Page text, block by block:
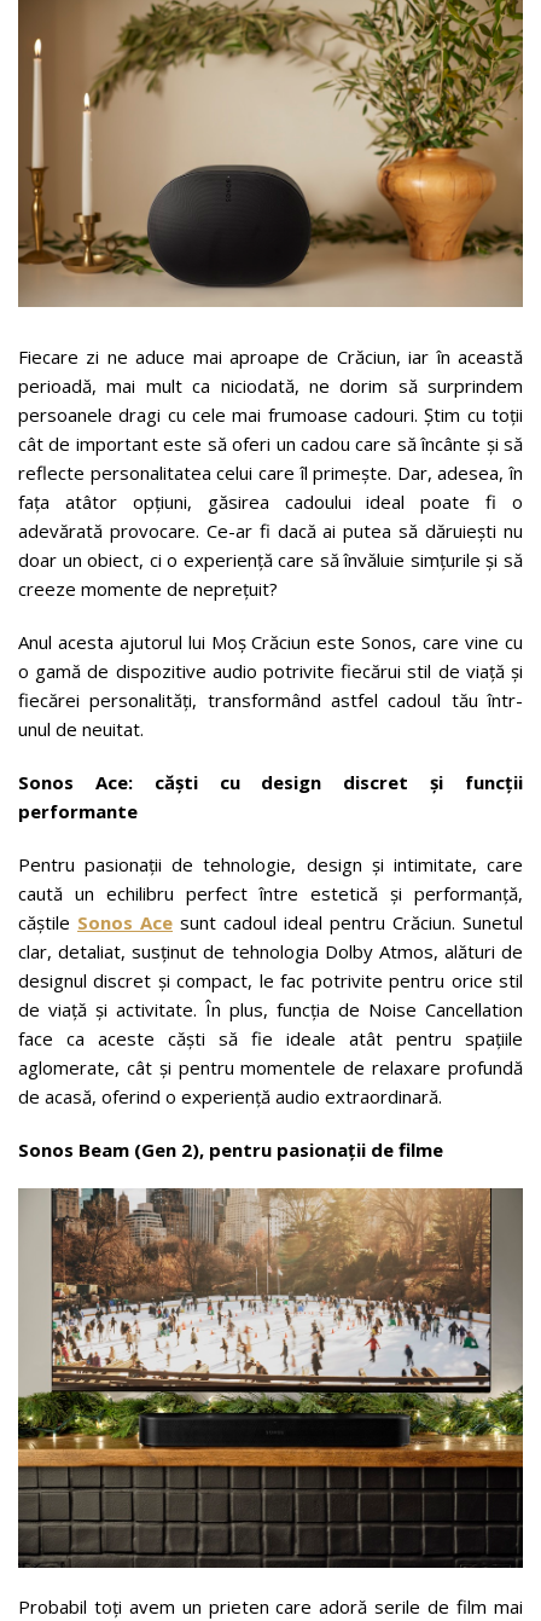
Fiecare zi ne aduce mai aproape de Crăciun, iar în această
perioadă, mai mult ca niciodată, ne dorim să surprindem
persoanele dragi cu cele mai frumoase cadouri. Știm cu toții
cât de important este să oferi un cadou care să încânte și să
reflecte personalitatea celui care îl primește. Dar, adesea, în
fața atâtor opțiuni, găsirea cadoului ideal poate fi o
adevărată provocare. Ce-ar fi dacă ai putea să dăruiești nu
doar un obiect, ci o experiență care să învăluie simțurile și să
creeze momente de neprețuit?
Anul acesta ajutorul lui Moș Crăciun este Sonos, care vine cu
o gamă de dispozitive audio potrivite fiecărui stil de viață și
fiecărei personalități, transformând astfel cadoul tău într-
unul de neuitat.
Sonos Ace: căști cu design discret și funcții
performante
Pentru pasionații de tehnologie, design și intimitate, care
caută un echilibru perfect între estetică și performanță,
căștile Sonos Ace sunt cadoul ideal pentru Crăciun. Sunetul
clar, detaliat, susținut de tehnologia Dolby Atmos, alături de
designul discret și compact, le fac potrivite pentru orice stil
de viață și activitate. În plus, funcția de Noise Cancellation
face ca aceste căști să fie ideale atât pentru spațiile
aglomerate, cât și pentru momentele de relaxare profundă
de acasă, oferind o experiență audio extraordinară.
Sonos Beam (Gen 2), pentru pasionații de filme
Probabil toți avem un prieten care adoră serile de film mai